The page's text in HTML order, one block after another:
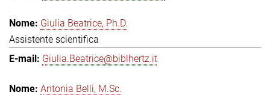
Giulia Beatrice, Ph.D.
Assistente scientifica
Giulia.Beatrice@biblhertz.it
Antonia Belli, M.Sc.